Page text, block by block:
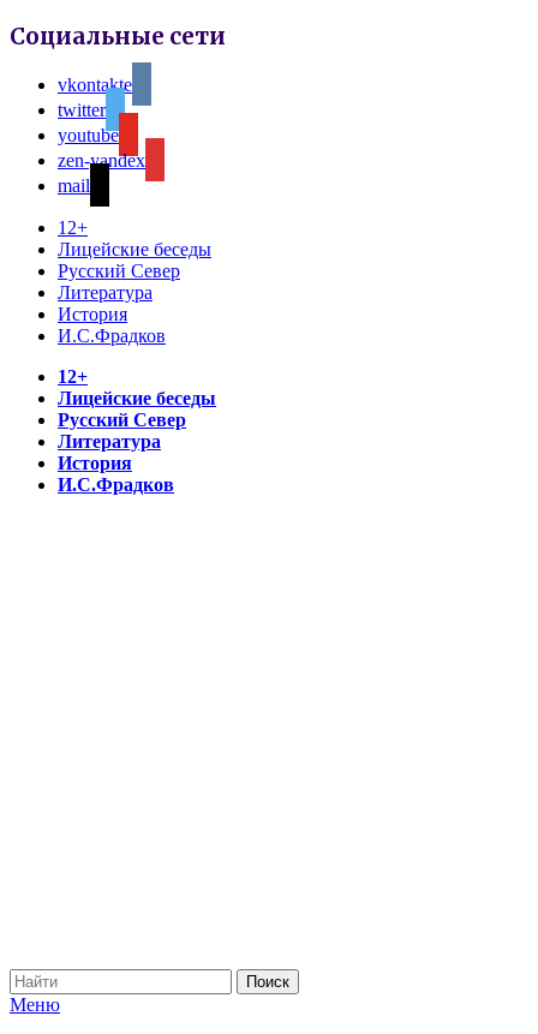
Социальные сети
vkontakte
twitter
youtube
zen-yandex
mail
12+
Лицейские беседы
Русский Север
Литература
История
И.С.Фрадков
12+
Лицейские беседы
Русский Север
Литература
История
И.С.Фрадков
Меню